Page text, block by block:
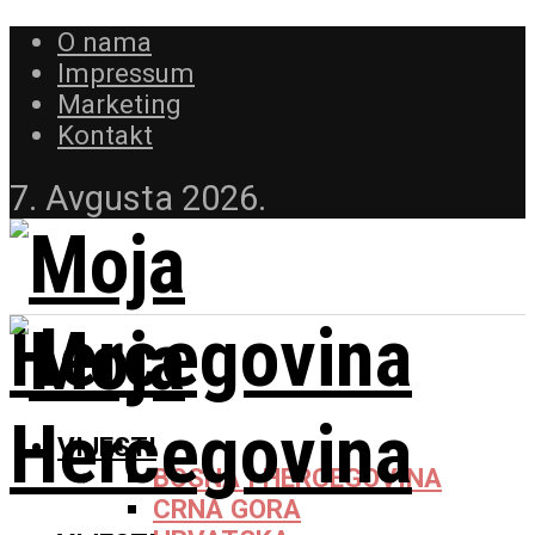
O nama
Impressum
Marketing
Kontakt
7. Avgusta 2026.
VIJESTI
BOSNA I HERCEGOVINA
CRNA GORA